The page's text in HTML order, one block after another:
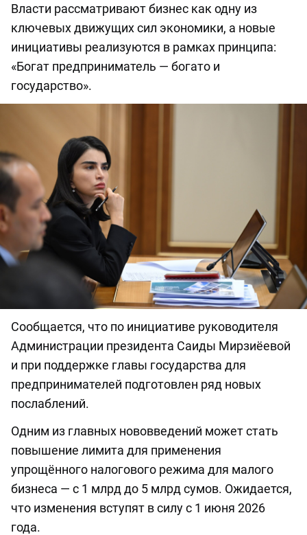
Власти рассматривают бизнес как одну из
ключевых движущих сил экономики, а новые
инициативы реализуются в рамках принципа:
«Богат предприниматель — богато и
государство».
Сообщается, что по инициативе руководителя
Администрации президента Саиды Мирзиёевой
и при поддержке главы государства для
предпринимателей подготовлен ряд новых
послаблений.
Одним из главных нововведений может стать
повышение лимита для применения
упрощённого налогового режима для малого
бизнеса — с 1 млрд до 5 млрд сумов. Ожидается,
что изменения вступят в силу с 1 июня 2026
года.